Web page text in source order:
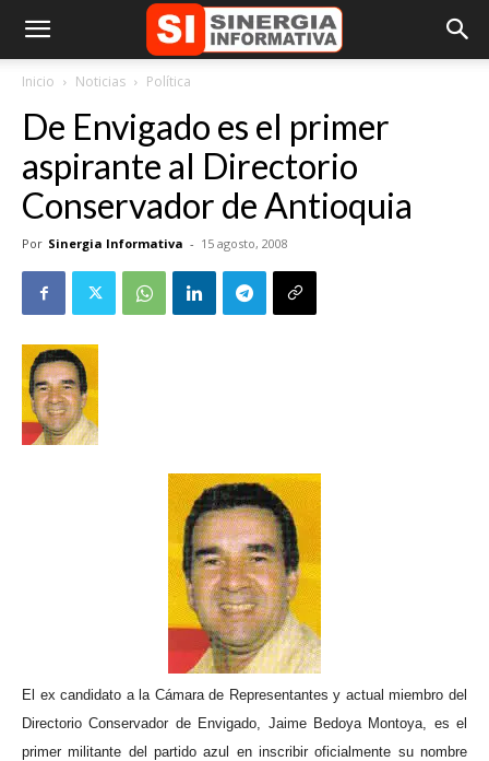
Inicio Noticias Política
De Envigado es el primer
aspirante al Directorio
Conservador de Antioquia
Por Sinergia Informativa - 15 agosto, 2008
El ex candidato a la Cámara de Representantes y actual miembro del
Directorio Conservador de Envigado, Jaime Bedoya Montoya, es el
primer militante del partido azul en inscribir oficialmente su nombre